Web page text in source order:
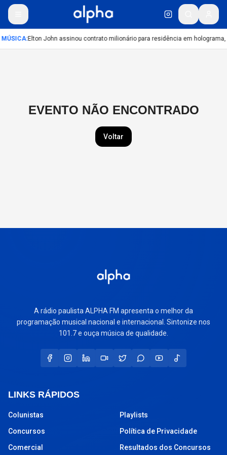
MÚSICA:Elton John assinou contrato milionário para residência em
EVENTO NÃO ENCONTRADO
Voltar
A rádio paulista ALPHA FM apresenta o melhor da
programação musical nacional e internacional. Sintonize nos
101.7 e ouça música de qualidade.
LINKS RÁPIDOS
Colunistas
Concursos
Comercial
Playlists
Política de Privacidade
Resultados dos Concursos